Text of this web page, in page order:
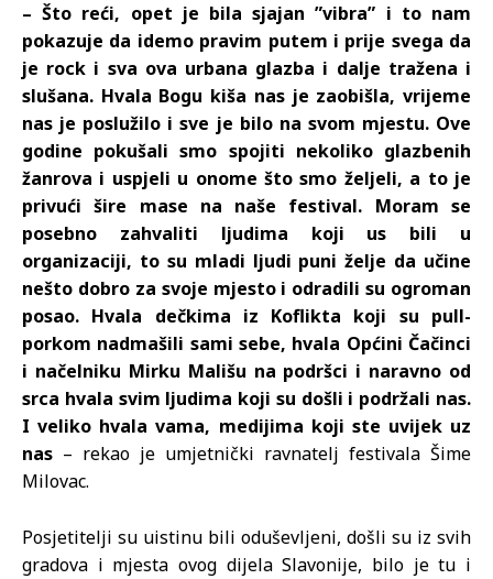
– Što reći, opet je bila sjajan ”vibra” i to nam
pokazuje da idemo pravim putem i prije svega da
je rock i sva ova urbana glazba i dalje tražena i
slušana. Hvala Bogu kiša nas je zaobišla, vrijeme
nas je poslužilo i sve je bilo na svom mjestu. Ove
godine pokušali smo spojiti nekoliko glazbenih
žanrova i uspjeli u onome što smo željeli, a to je
privući šire mase na naše festival. Moram se
posebno zahvaliti ljudima koji us bili u
organizaciji, to su mladi ljudi puni želje da učine
nešto dobro za svoje mjesto i odradili su ogroman
posao. Hvala dečkima iz Koflikta koji su pull-
porkom nadmašili sami sebe, hvala Općini Čačinci
i načelniku Mirku Mališu na podršci i naravno od
srca hvala svim ljudima koji su došli i podržali nas.
I veliko hvala vama, medijima koji ste uvijek uz
nas – rekao je umjetnički ravnatelj festivala Šime
Milovac.
Posjetitelji su uistinu bili oduševljeni, došli su iz svih
gradova i mjesta ovog dijela Slavonije, bilo je tu i